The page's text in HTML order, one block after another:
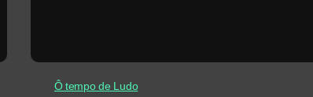
Ô tempo de Ludo